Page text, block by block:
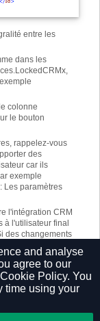
entre les
dans les
colonne
le bouton
rappelez-vous
des
car ils
exemple
Les paramètres
l'intégration CRM
à l'utilisateur final
des changements
les effectuer
and analyse
agree to our
Cookie Policy. You
time using your